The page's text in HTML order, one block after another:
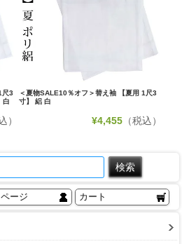
尺3
白
）
＜夏物SALE10％オフ＞替え袖 【夏用 1尺3
寸】 絽 白
¥4,455（税込）
ージ カート